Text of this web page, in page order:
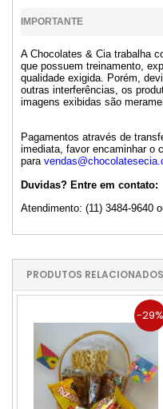
IMPORTANTE
A Chocolates & Cia trabalha
que possuem treinamento,
qualidade exigida. Porém,
outras interferências, os
imagens exibidas são
Pagamentos através de
imediata, favor encaminhar o
para
Duvidas? Entre em contato:
Atendimento: (11) 3484-9640
PRODUTOS RELACIONADOS
-29%